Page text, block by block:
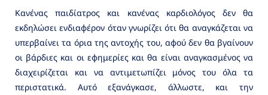
Κανένας παιδίατρος και κανένας καρδιολόγος δεν θα
εκδηλώσει ενδιαφέρον όταν γνωρίζει ότι θα αναγκάζεται να
υπερβαίνει τα όρια της αντοχής του, αφού δεν θα βγαίνουν
οι βάρδιες και οι εφημερίες και θα είναι αναγκασμένος να
διαχειρίζεται και να αντιμετωπίζει μόνος του όλα τα
περιστατικά. Αυτό εξανάγκασε, άλλωστε, και την